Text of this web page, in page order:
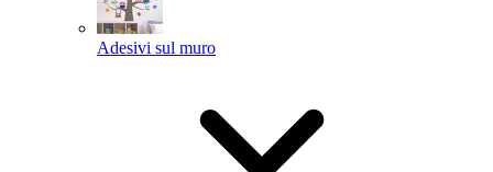
Adesivi sul muro